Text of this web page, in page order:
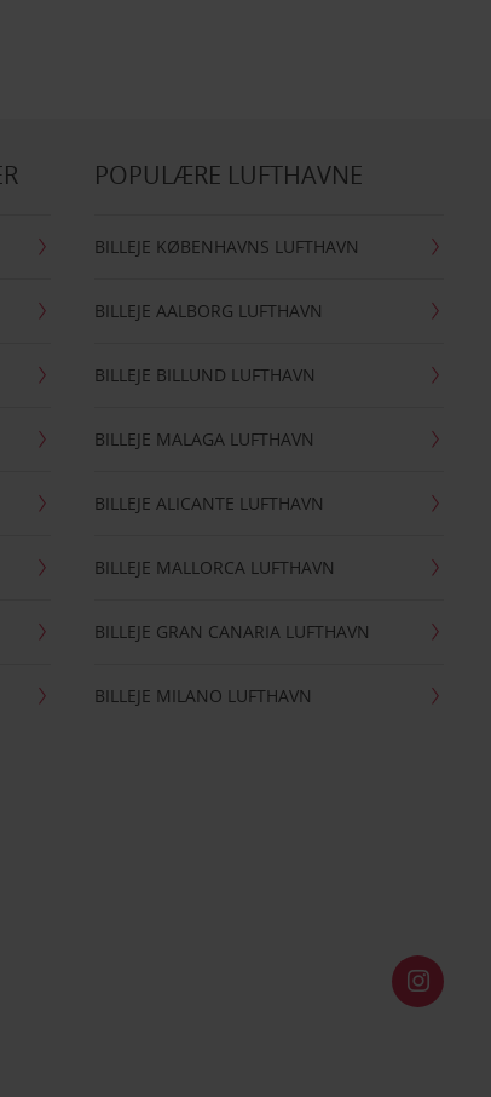
POPULÆRE LUFTHAVNE
BILLEJE KØBENHAVNS LUFTHAVN
BILLEJE AALBORG LUFTHAVN
BILLEJE BILLUND LUFTHAVN
BILLEJE MALAGA LUFTHAVN
BILLEJE ALICANTE LUFTHAVN
BILLEJE MALLORCA LUFTHAVN
BILLEJE GRAN CANARIA LUFTHAVN
BILLEJE MILANO LUFTHAVN